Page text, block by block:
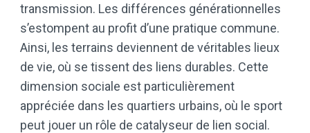
transmission. Les différences générationnelles
s’estompent au profit d’une pratique commune.
Ainsi, les terrains deviennent de véritables lieux
de vie, où se tissent des liens durables. Cette
dimension sociale est particulièrement
appréciée dans les quartiers urbains, où le sport
peut jouer un rôle de catalyseur de lien social.